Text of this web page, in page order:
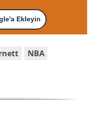
Ekleyin
NBA